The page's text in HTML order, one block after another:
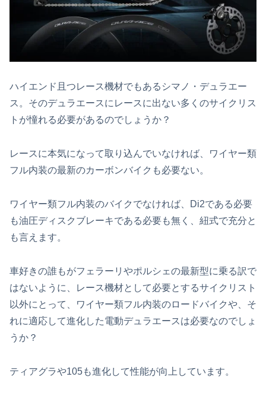
ハイエンド且つレース機材でもあるシマノ・デュラエー
ス。そのデュラエースにレースに出ない多くのサイクリス
トが憧れる必要があるのでしょうか？
レースに本気になって取り込んでいなければ、ワイヤー類
フル内装の最新のカーボンバイクも必要ない。
ワイヤー類フル内装のバイクでなければ、Di2である必要
も油圧ディスクブレーキである必要も無く、紐式で充分と
も言えます。
車好きの誰もがフェラーリやポルシェの最新型に乗る訳で
はないように、レース機材として必要とするサイクリスト
以外にとって、ワイヤー類フル内装のロードバイクや、そ
れに適応して進化した電動デュラエースは必要なのでしょ
うか？
ティアグラや105も進化して性能が向上しています。